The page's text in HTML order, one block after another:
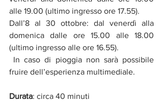
alle 19.00 (ultimo ingresso ore 17.55).
Dall’8 al 30 ottobre: dal venerdì alla
domenica dalle ore 15.00 alle 18.00
(ultimo ingresso alle ore 16.55).
In caso di pioggia non sarà possibile
fruire dell’esperienza multimediale.
Durata: circa 40 minuti